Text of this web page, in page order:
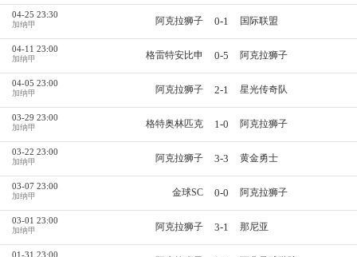
04-25 23:30
加纳甲 阿克拉狮子 0-1 国际联盟
04-11 23:00
加纳甲 格雷特安比申 0-5 阿克拉狮子
04-05 23:00
加纳甲 阿克拉狮子 2-1 星光传奇队
03-29 23:00
加纳甲 格特奥林匹克 1-0 阿克拉狮子
03-22 23:00
加纳甲 阿克拉狮子 3-3 黄金勇士
03-07 23:00
加纳甲 金球SC 0-0 阿克拉狮子
03-01 23:00
加纳甲 阿克拉狮子 3-1 那尼亚
01-31 23:00